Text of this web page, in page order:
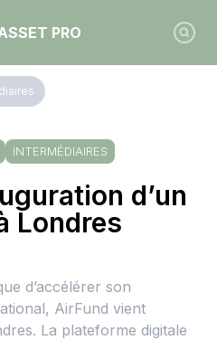
PRO
INTERMÉDIAIRES
d’un
Londres
d’accélérer son
AirFund vient
La plateforme digitale